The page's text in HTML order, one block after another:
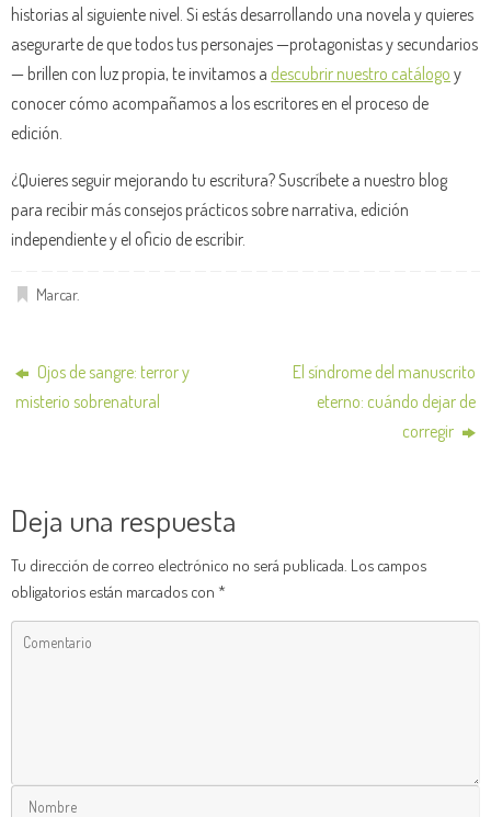
historias al siguiente nivel. Si estás desarrollando una novela y quieres
asegurarte de que todos tus personajes —protagonistas y secundarios
— brillen con luz propia, te invitamos a descubrir nuestro catálogoy
conocer cómo acompañamos a los escritores en el proceso de
edición.
¿Quieres seguir mejorando tu escritura? Suscríbete a nuestro blog
para recibir más consejos prácticos sobre narrativa, edición
independiente y el oficio de escribir.
Marcar.
Ojos de sangre: terror y
misterio sobrenatural
El síndrome del manuscrito
eterno: cuándo dejar de
corregir
Deja una respuesta
Tu dirección de correo electrónico no será publicada. Los campos
obligatorios están marcados con *